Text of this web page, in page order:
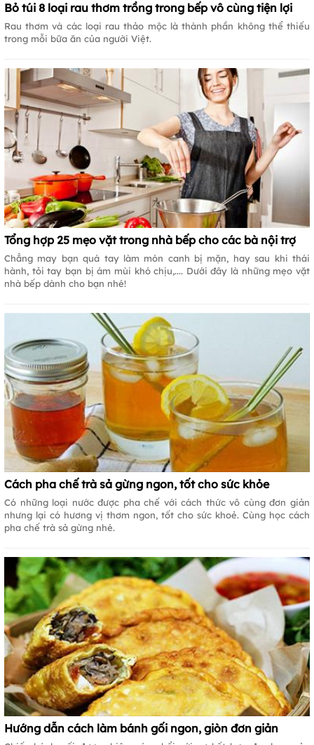
Bỏ túi 8 loại rau thơm trồng trong bếp vô cùng tiện lợi
Rau thơm và các loại rau thảo mộc là thành phần không thể thiếu
trong mỗi bữa ăn của người Việt.
Tổng hợp 25 mẹo vặt trong nhà bếp cho các bà nội trợ
Chẳng may bạn quá tay làm món canh bị mặn, hay sau khi thái
hành, tỏi tay bạn bị ám mùi khó chịu,.... Dưới đây là những mẹo vặt
nhà bếp dành cho bạn nhé!
Cách pha chế trà sả gừng ngon, tốt cho sức khỏe
Có những loại nước được pha chế với cách thức vô cùng đơn giản
nhưng lại có hương vị thơm ngon, tốt cho sức khoẻ. Cùng học cách
pha chế trà sả gừng nhé.
Hướng dẫn cách làm bánh gối ngon, giòn đơn giản